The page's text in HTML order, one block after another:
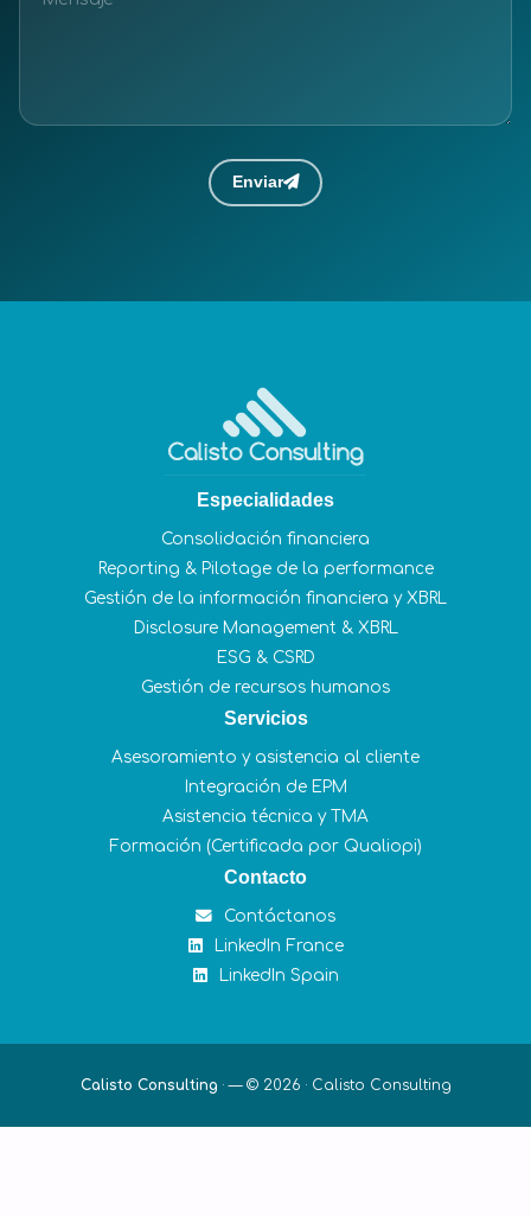
Enviar
Especialidades
Consolidación financiera
Reporting & Pilotage de la performance
Gestión de la información financiera y XBRL
Disclosure Management & XBRL
ESG & CSRD
Gestión de recursos humanos
Servicios
Asesoramiento y asistencia al cliente
Integración de EPM
Asistencia técnica y TMA
Formación (Certificada por Qualiopi)
Contacto
Contáctanos
LinkedIn France
LinkedIn Spain
Calisto Consulting ·— © 2026 · Calisto Consulting